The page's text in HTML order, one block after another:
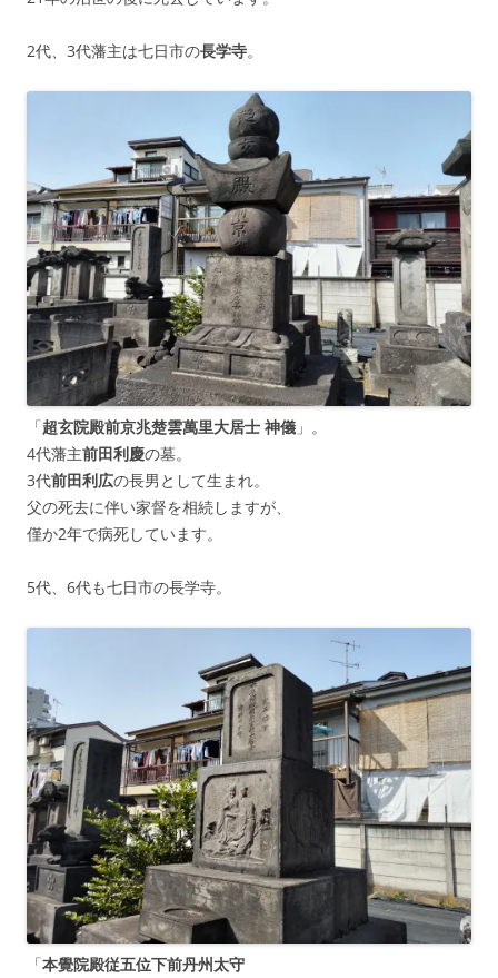
2代、3代藩主は七日市の長学寺。
「超玄院殿前京兆楚雲萬里大居士 神儀 」。
4代藩主前田利慶の墓。
3代前田利広の長男として生まれ。
父の死去に伴い家督を相続しますが、
僅か2年で病死しています。
5代、6代も七日市の長学寺。
「本覺院殿従五位下前丹州太守